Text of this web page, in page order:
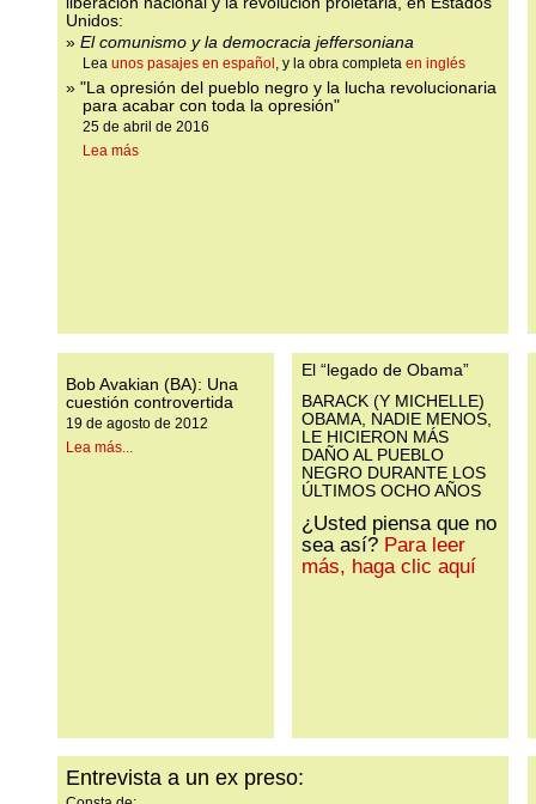
Unidos:
»El comunismo y la democracia jeffersoniana
Leaunos pasajes en español , y la obra completaen inglés
» "La opresión del pueblo negro y la lucha revolucionaria
para acabar con toda la opresión"
25 de abril de 2016
Lea más
Bob Avakian (BA): Una
cuestión controvertida
19 de agosto de 2012
Lea más...
El “legado de Obama”
BARACK (Y MICHELLE)
OBAMA, NADIE MENOS,
LE HICIERON MÁS
DAÑO AL PUEBLO
NEGRO DURANTE LOS
ÚLTIMOS OCHO AÑOS
¿Usted piensa que no
sea así? Para leer
más, haga clic aquí
Entrevista a un ex preso: